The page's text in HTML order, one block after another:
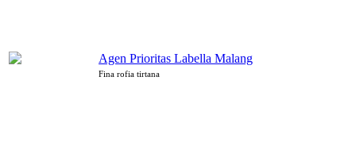
Agen Prioritas Labella Malang
Fina rofia tirtana